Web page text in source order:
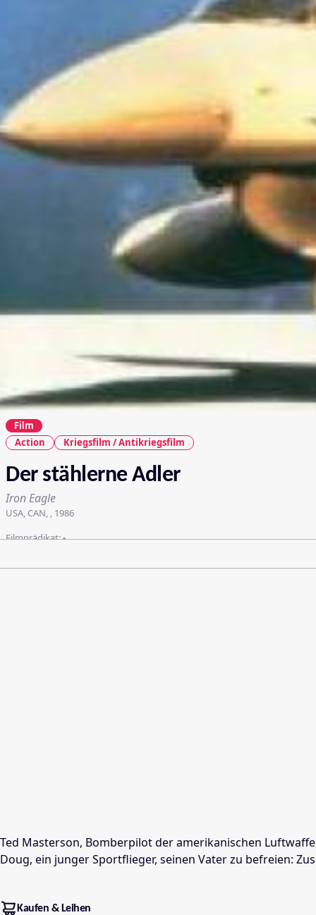
Film
Action
Kriegsfilm / Antikriegsfilm
Der stählerne Adler
Iron Eagle
USA, CAN, , 1986
Filmprädikat:-
Ted Masterson, Bomberpilot der amerikanischen
Doug, ein junger Sportflieger, seinen Vater zu befreien:
Kaufen & Leihen